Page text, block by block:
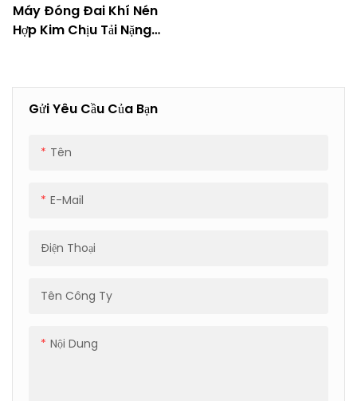
Gửi Yêu Cầu Của Bạn
Tên
E-Mail
Điện Thoại
Tên Công Ty
Nội Dung
Máy Đóng Đai Khí Nén
Hợp Kim Chịu Tải Nặng
4500N.